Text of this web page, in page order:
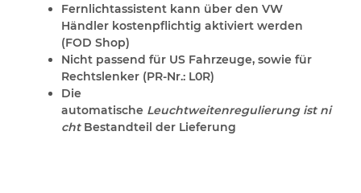
Fernlichtassistent kann über den VW
Händler kostenpflichtig aktiviert werden
(FOD Shop)
Nicht passend für US Fahrzeuge, sowie für
Rechtslenker (PR-Nr.: L0R)
Die
automatische Leuchtweitenregulierung ist ni
chtBestandteil der Lieferung